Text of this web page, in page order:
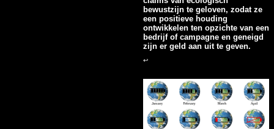
bewustzijn te geloven, zodat ze
een positieve houding
ontwikkelen ten opzichte van een
bedrijf of campagne en geneigd
zijn er geld aan uit te geven.
↩